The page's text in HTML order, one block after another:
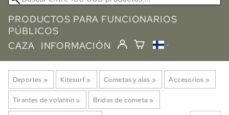
PRODUCTOS PARA FUNCIONARIOS
PÚBLICOS
CAZA
INFORMACIÓN
Deportes ‪» Kitesurf ‪» Cometas y alas ‪» Accesorios ‪»
Tirantes de volantín ‪» Bridas de cometa ‪»